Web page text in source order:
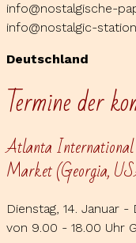
info@nostalgische-
info@nostalgic-
Deutschland
Termine der
Atlanta
Market (Georgia,
Dienstag, 14. Januar -
von 9.00 - 18.00 Uhr